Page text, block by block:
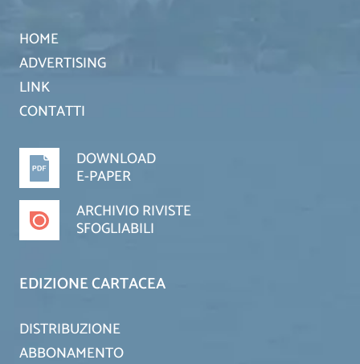
HOME
ADVERTISING
LINK
CONTATTI
DOWNLOAD
E-PAPER
ARCHIVIO RIVISTE
SFOGLIABILI
EDIZIONE CARTACEA
DISTRIBUZIONE
ABBONAMENTO